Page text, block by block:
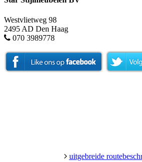
Westvlietweg 98
2495 AD Den Haag
070 3989778
uitgebreide